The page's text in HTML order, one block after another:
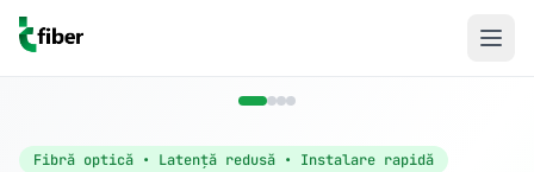
Fibră optică • Latență redusă • Instalare rapidă